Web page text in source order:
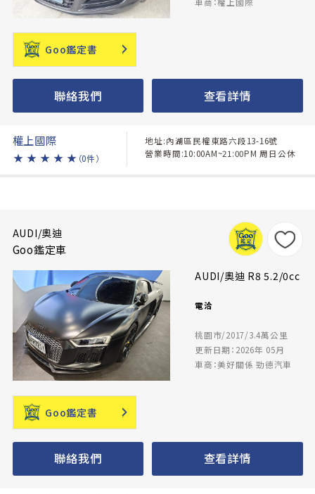
Goo鑑定書
聯絡我們 查看詳情
權上國際
★ ★ ★ ★ ★ （0件）
地址:內湖區民權東路六段13-16號
營業時間:10:00AM~21:00PM 周日公休
AUDI/奧迪
Goo鑑定車
AUDI/奧迪 R8 5.2/0cc
電洽
桃園市/2017/3.4萬公里
更新日期：2026年 05月
車商：美好關係 勁德汽車
Goo鑑定書
聯絡我們 查看詳情